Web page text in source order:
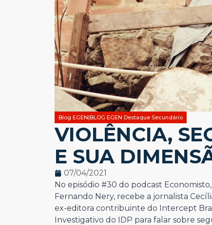
Blog EGEN|BLOG EGEN Destaque Secundário
VIOLÊNCIA,
E SUA
07/04/2021
No episódio #30 do podcast
Fernando Nery, recebe a jornalista
ex-editora contribuinte do Intercept
Investigativo do IDP para falar sobre